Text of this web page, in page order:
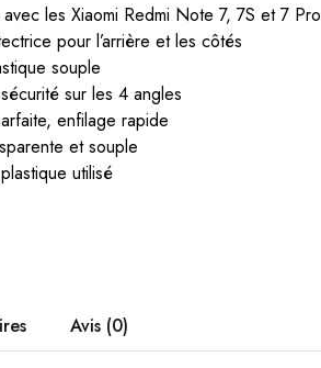
les Xiaomi Redmi Note 7, 7S et 7 Pro
pour l’arrière et les côtés
souple
sur les 4 angles
enfilage rapide
et souple
utilisé
Avis (0)